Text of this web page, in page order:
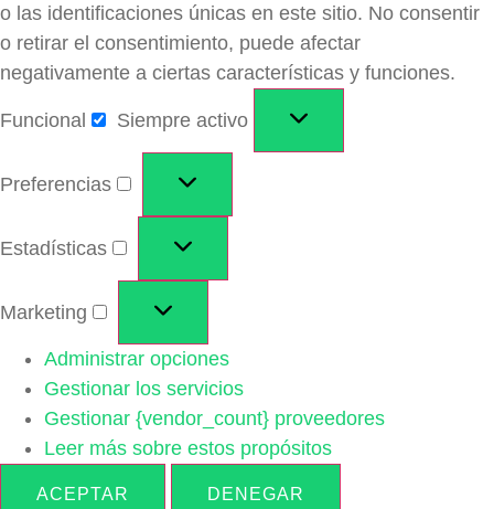
o las identificaciones únicas en este sitio. No consentir
o retirar el consentimiento, puede afectar
negativamente a ciertas características y funciones.
Funcional Siempre activo
Preferencias
Estadísticas
Marketing
Administrar opciones
Gestionar los servicios
Gestionar {vendor_count} proveedores
Leer más sobre estos propósitos
ACEPTAR DENEGAR